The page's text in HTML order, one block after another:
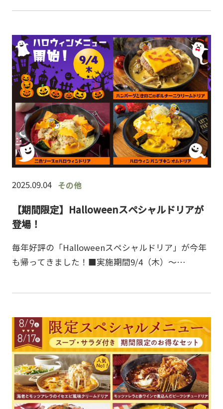
人化焼肉漫画「ミート・イズ・マイン」にちなん
2025.09.04 その他
【期間限定】Halloweenスペシャルドリアが
登場！
毎年好評の「Halloweenスペシャルドリア」が今年
も帰ってきました！■実施期間9/4（木）～
ドリアUCW店神戸元町ドリアイオンモール岡山店